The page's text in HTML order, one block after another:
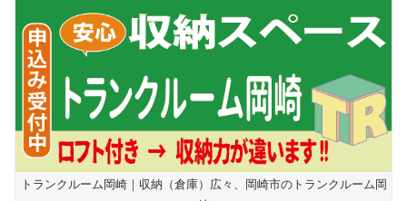
トランクルーム岡崎｜収納（倉庫）広々、岡崎市のトランクルーム岡